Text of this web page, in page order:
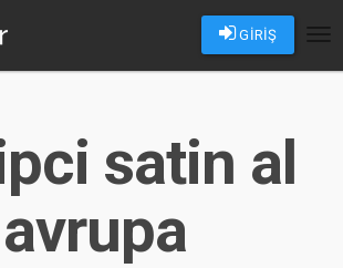
GİRİŞ
satin al
avrupa